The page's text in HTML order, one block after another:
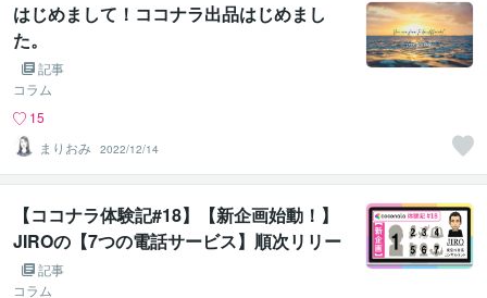
はじめまして！ココナラ出品はじめまし
た。
記事
コラム
15
まりおみ 2022/12/14
【ココナラ体験記#18】【新企画始動！】
JIROの【7つの電話サービス】順次リリー
スします！
記事
コラム